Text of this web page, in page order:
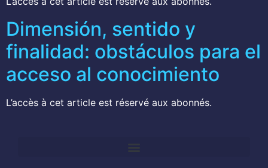
Dimensión, sentido y
finalidad: obstáculos para el
acceso al conocimiento
L’accès à cet article est réservé aux abonnés.